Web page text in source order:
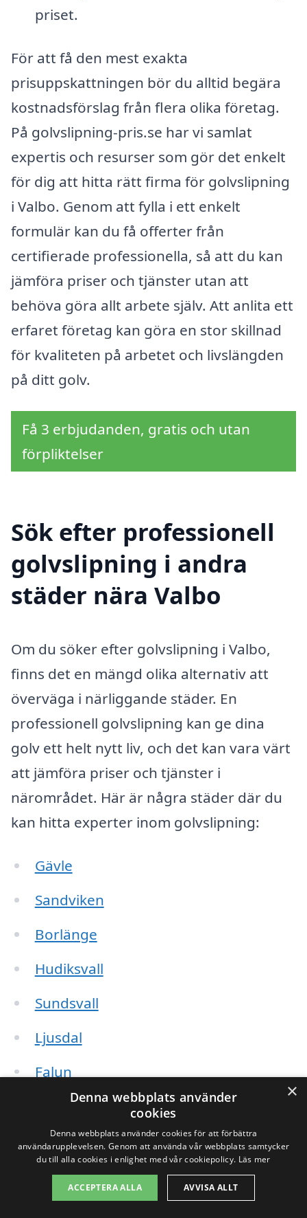
priset.
För att få den mest exakta
prisuppskattningen bör du alltid begära
kostnadsförslag från flera olika företag.
På golvslipning-pris.se har vi samlat
expertis och resurser som gör det enkelt
för dig att hitta rätt firma för golvslipning
i Valbo. Genom att fylla i ett enkelt
formulär kan du få offerter från
certifierade professionella, så att du kan
jämföra priser och tjänster utan att
behöva göra allt arbete själv. Att anlita ett
erfaret företag kan göra en stor skillnad
för kvaliteten på arbetet och livslängden
på ditt golv.
Få 3 erbjudanden, gratis och utan
förpliktelser
Sök efter professionell
golvslipning i andra
städer nära Valbo
Om du söker efter golvslipning i Valbo,
finns det en mängd olika alternativ att
överväga i närliggande städer. En
professionell golvslipning kan ge dina
golv ett helt nytt liv, och det kan vara värt
att jämföra priser och tjänster i
närområdet. Här är några städer där du
kan hitta experter inom golvslipning:
Gävle
Sandviken
Borlänge
Hudiksvall
Sundsvall
Ljusdal
Falun
Östersund
Hofors
Ockelbo
×
Denna webbplats använder
cookies
Denna webbplats använder cookies för att förbättra
användarupplevelsen. Genom att använda vår webbplats samtycker
du till alla cookies i enlighet med vår cookiepolicy. Läs mer
ACCEPTERA ALLA AVVISA ALLT